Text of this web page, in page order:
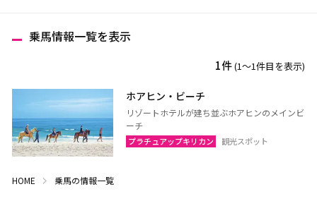
ランプーン
スコータイ
ターク
カンペーンペット
ピッサヌローク
ナコーンサワン
ナーン
プレー
乗馬情報一覧を表示
1件(1〜1件目を表示)
ホアヒン・ビーチ
リゾートホテルが建ち並ぶホアヒンのメインビ
ーチ
プラチュアップキリカン 観光スポット
HOME 乗馬の情報一覧